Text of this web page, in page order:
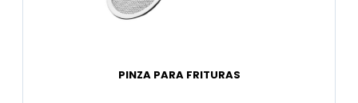
PINZA PARA FRITURAS